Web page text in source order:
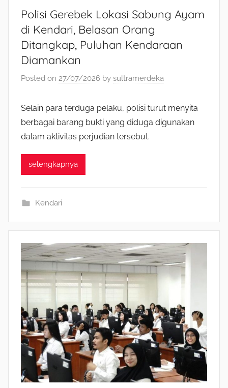
Polisi Gerebek Lokasi Sabung Ayam
di Kendari, Belasan Orang
Ditangkap, Puluhan Kendaraan
Diamankan
Posted on 27/07/2026 by sultramerdeka
Selain para terduga pelaku, polisi turut menyita
berbagai barang bukti yang diduga digunakan
dalam aktivitas perjudian tersebut.
selengkapnya
Kendari